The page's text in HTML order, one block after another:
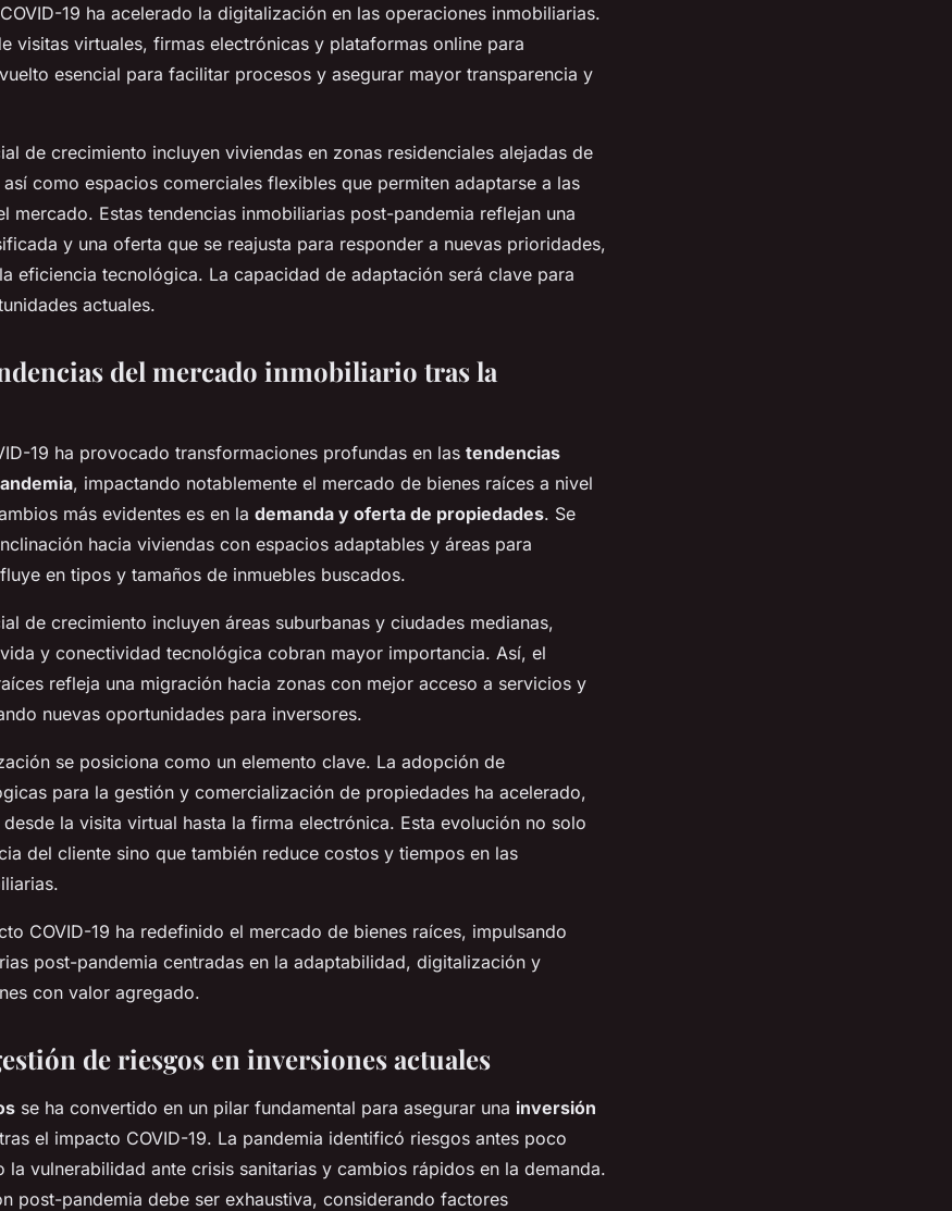
19 ha acelerado la digitalización en las operaciones inmobiliarias.
visitas virtuales, firmas electrónicas y plataformas online para
esencial para facilitar procesos y asegurar mayor transparencia y
de crecimiento incluyen viviendas en zonas residenciales alejadas de
como espacios comerciales flexibles que permiten adaptarse a las
mercado. Estas tendencias inmobiliarias post-pandemia reflejan una
y una oferta que se reajusta para responder a nuevas prioridades,
eficiencia tecnológica. La capacidad de adaptación será clave para
actuales.
del mercado inmobiliario tras la
19 ha provocado transformaciones profundas en las tendencias
, impactando notablemente el mercado de bienes raíces a nivel
más evidentes es en la demanda y oferta de propiedades. Se
hacia viviendas con espacios adaptables y áreas para
en tipos y tamaños de inmuebles buscados.
de crecimiento incluyen áreas suburbanas y ciudades medianas,
y conectividad tecnológica cobran mayor importancia. Así, el
refleja una migración hacia zonas con mejor acceso a servicios y
nuevas oportunidades para inversores.
se posiciona como un elemento clave. La adopción de
para la gestión y comercialización de propiedades ha acelerado,
la visita virtual hasta la firma electrónica. Esta evolución no solo
del cliente sino que también reduce costos y tiempos en las
COVID-19 ha redefinido el mercado de bienes raíces, impulsando
post-pandemia centradas en la adaptabilidad, digitalización y
con valor agregado.
de riesgos en inversiones actuales
se ha convertido en un pilar fundamental para asegurar una inversión
tras el impacto COVID-19. La pandemia identificó riesgos antes poco
la vulnerabilidad ante crisis sanitarias y cambios rápidos en la demanda.
post-pandemia debe ser exhaustiva, considerando factores